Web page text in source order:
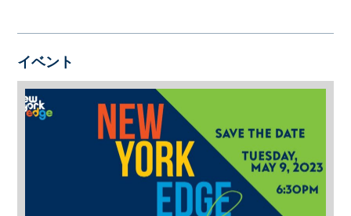
イベント